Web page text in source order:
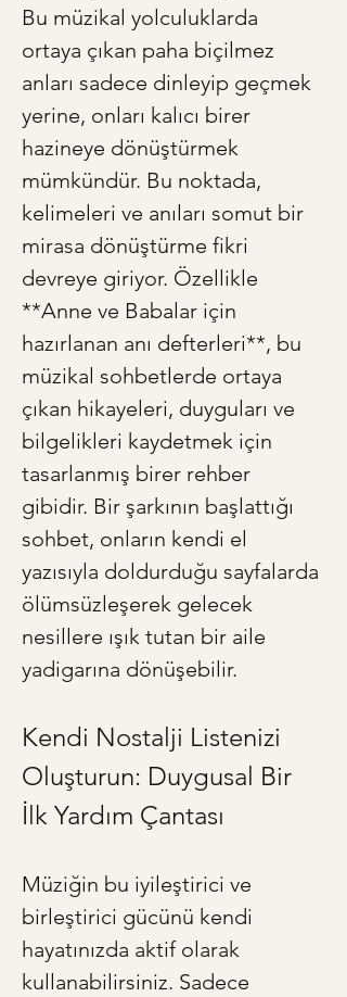
Bu müzikal yolculuklarda
ortaya çıkan paha biçilmez
anları sadece dinleyip geçmek
yerine, onları kalıcı birer
hazineye dönüştürmek
mümkündür. Bu noktada,
kelimeleri ve anıları somut bir
mirasa dönüştürme fikri
devreye giriyor. Özellikle
**Anne ve Babalar için
hazırlanan anı defterleri**, bu
müzikal sohbetlerde ortaya
çıkan hikayeleri, duyguları ve
bilgelikleri kaydetmek için
tasarlanmış birer rehber
gibidir. Bir şarkının başlattığı
sohbet, onların kendi el
yazısıyla doldurduğu sayfalarda
ölümsüzleşerek gelecek
nesillere ışık tutan bir aile
yadigarına dönüşebilir.
Kendi Nostalji Listenizi
Oluşturun: Duygusal Bir
İlk Yardım Çantası
Müziğin bu iyileştirici ve
birleştirici gücünü kendi
hayatınızda aktif olarak
kullanabilirsiniz. Sadece